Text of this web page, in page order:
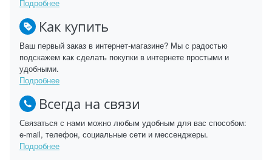
Подробнее
Как купить
Ваш первый заказ в интернет-магазине? Мы с радостью
подскажем как сделать покупки в интернете простыми и
удобными.
Подробнее
Всегда на связи
Связаться с нами можно любым удобным для вас способом:
e-mail, телефон, социальные сети и мессенджеры.
Подробнее